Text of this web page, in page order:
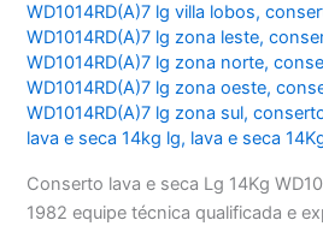
WD1014RD(A)7 lg villa lobos,
WD1014RD(A)7 lg zona leste,
WD1014RD(A)7 lg zona norte,
WD1014RD(A)7 lg zona oeste,
WD1014RD(A)7 lg zona sul,
lava e seca 14kg lg, lava e seca
Conserto lava e seca Lg 14Kg
1982 equipe técnica qualificada e